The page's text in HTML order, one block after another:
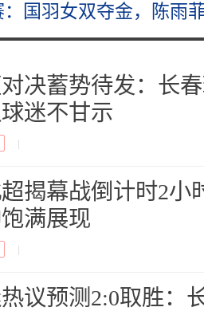
国羽女双夺金，陈雨
决蓄势待发：长
迷不甘示
揭幕战倒计时2小
满展现
议预测2:0取胜：